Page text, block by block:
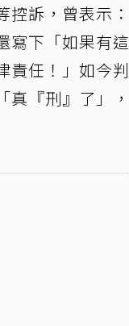
訴，曾表示：
寫下「如果有這
責任！」如今判
『刑』了」，